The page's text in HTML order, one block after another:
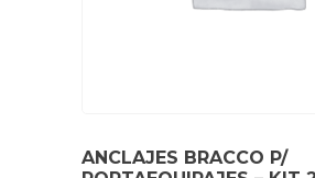
ANCLAJES BRACCO P/